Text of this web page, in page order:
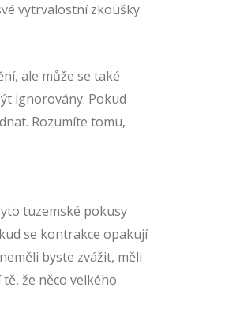
vytrvalostní zkoušky.
ale může se také
ignorovány. Pokud
Rozumíte tomu,
tuzemské pokusy
se kontrakce opakují
byste zvážit, měli
že něco velkého